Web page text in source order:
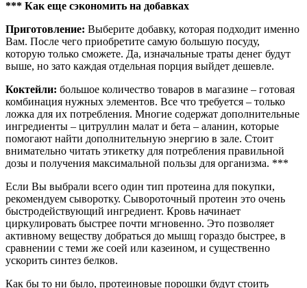
*** Как еще сэкономить на добавках
Приготовление: Выберите добавку, которая подходит именно
Вам. После чего приобретите самую большую посуду,
которую только сможете. Да, изначальные траты денег будут
выше, но зато каждая отдельная порция выйдет дешевле.
Коктейли: большое количество товаров в магазине – готовая
комбинация нужных элементов. Все что требуется – только
ложка для их потребления. Многие содержат дополнительные
ингредиенты – цитруллин малат и бета – аланин, которые
помогают найти дополнительную энергию в зале. Стоит
внимательно читать этикетку для потребления правильной
дозы и получения максимальной пользы для организма. ***
Если Вы выбрали всего один тип протеина для покупки,
рекомендуем сыворотку. Сывороточный протеин это очень
быстродействующий ингредиент. Кровь начинает
циркулировать быстрее почти мгновенно. Это позволяет
активному веществу добраться до мышц гораздо быстрее, в
сравнении с теми же соей или казеином, и существенно
ускорить синтез белков.
Как бы то ни было, протеиновые порошки будут стоить